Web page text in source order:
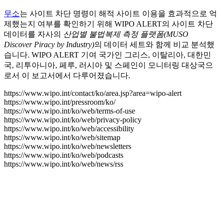
무소는 사이트 차단 명령이 해적 사이트 이용을 효과적으로 억
제했는지 여부를 확인하기 위해 WIPO ALERT의 사이트 차단
데이터를 자사의 산업별 불법복제 측정 플랫폼(MUSO
Discover Piracy by Industry)의 데이터 세트와 함께 비교 분석했
습니다. WIPO ALERT 기여 국가인 그리스, 이탈리아, 대한민
국, 리투아니아, 페루, 러시아 및 스페인이 모니터링 대상국으
로서 이 보고서에서 다루어졌습니다.
https://www.wipo.int/contact/ko/area.jsp?area=wipo-alert
https://www.wipo.int/pressroom/ko/
https://www.wipo.int/ko/web/terms-of-use
https://www.wipo.int/ko/web/privacy-policy
https://www.wipo.int/ko/web/accessibility
https://www.wipo.int/ko/web/sitemap
https://www.wipo.int/ko/web/newsletters
https://www.wipo.int/ko/web/podcasts
https://www.wipo.int/ko/web/news/rss